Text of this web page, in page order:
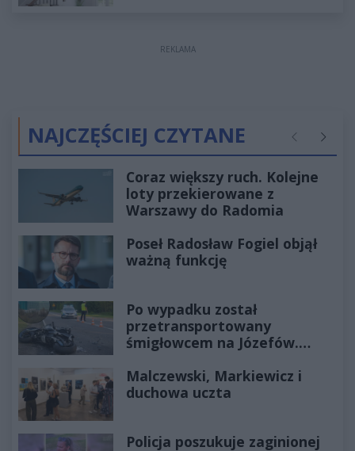
REKLAMA
NAJCZĘŚCIEJ CZYTANE Poprzednie
Coraz większy ruch. Kolejne
loty przekierowane z
Warszawy do Radomia
Poseł Radosław Fogiel objął
ważną funkcję
Po wypadku został
przetransportowany
śmigłowcem na Józefów.
Malczewski, Markiewicz i
duchowa uczta
Policja poszukuje zaginionej